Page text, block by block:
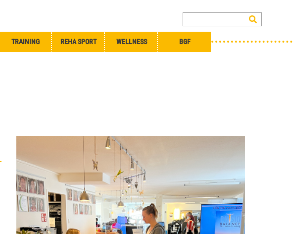
TRAINING REHA SPORT WELLNESS BGF